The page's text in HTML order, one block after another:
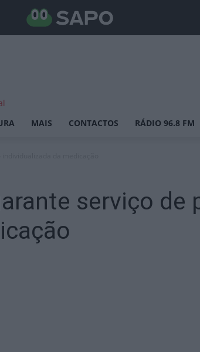
MAIS CONTACTOS RÁDIO 96.8 FM
serviço de